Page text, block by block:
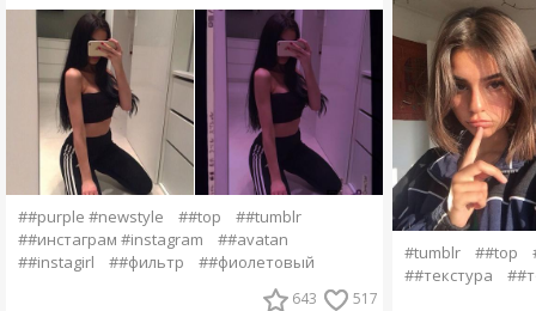
##purple #newstyle ##top
##tumblr
##инстаграм #instagram
##avatan
##instagirl
##фильтр ##фиолетовый
643 517
#tumblr ##top
##текстура